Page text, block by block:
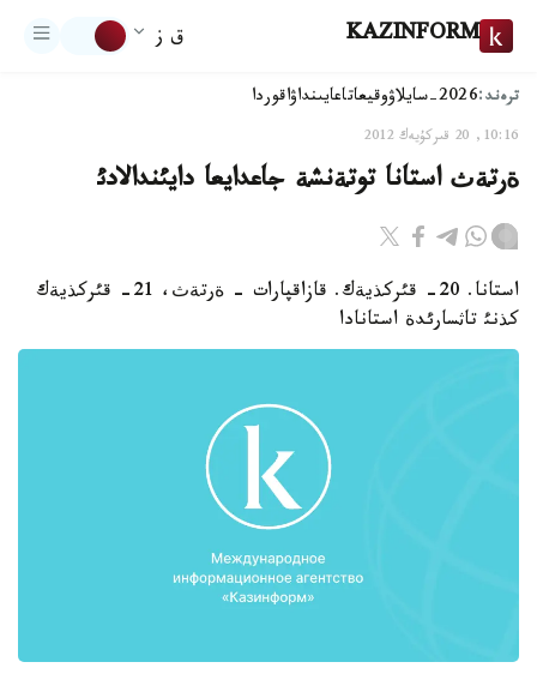
KAZINFORM ق ز
ترەند:2026-سايلاۋ وقيعاتاعايىنداۋاقوردا
10:16, 20 قىركۇيەك 2012
ةرتةث استانا توتةنشة جاعدايعا دايئندالادئ
استانا. 20- قئركذيةك. قازاقپارات - ةرتةث، 21- قئركذيةك
كذنئ تاثسارئدة استانادا